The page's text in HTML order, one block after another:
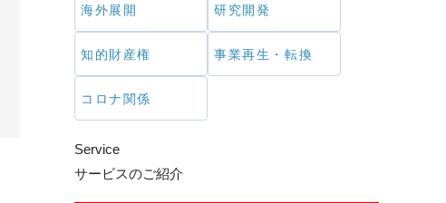
海外展開 研究開発
知的財産権 事業再生・転換
コロナ関係
Service
サービスのご紹介